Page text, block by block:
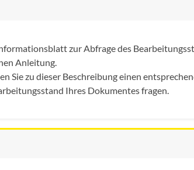
zur Abfrage des
Anleitung.
Sie zu dieser Beschreibung einen
Ihres Dokumentes fragen.